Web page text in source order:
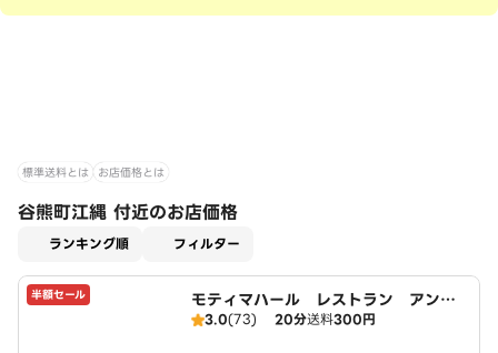
標準送料とは お店価格とは
谷熊町江縄 付近のお店価格
ランキング順 フィルター
半額セール
モティマハール レストラン アンド
バー
3.0(73) 20分送料300円